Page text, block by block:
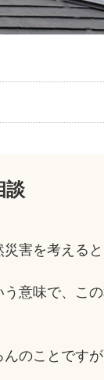
談
害を考えると
意味で、こ
のことですが